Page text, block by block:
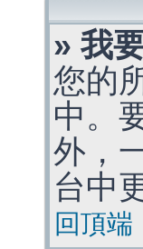
» 我
您的
中。
外，
台中
回頂端